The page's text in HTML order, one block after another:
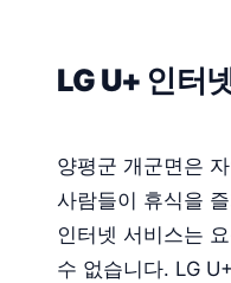
LG U+ 인터
양평군 개군면은
사람들이 휴식을
인터넷 서비스는
수 없습니다. LG